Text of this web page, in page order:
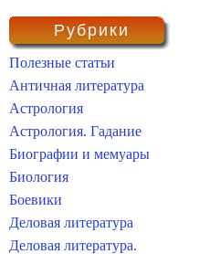
Рубрики
Полезные статьи
Античная литература
Астрология
Астрология. Гадание
Биографии и мемуары
Биология
Боевики
Деловая литература
Деловая литература.